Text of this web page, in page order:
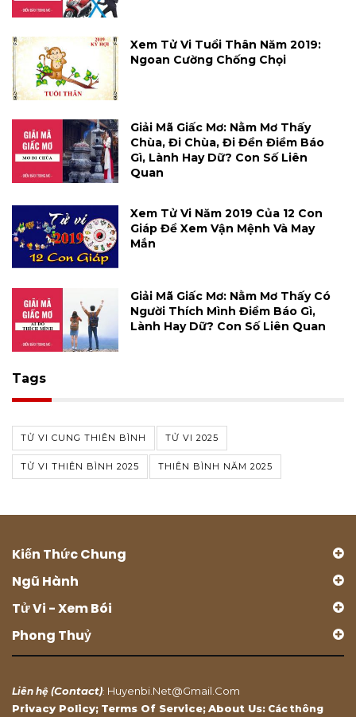
Xem Tử Vi Tuổi Thân Năm 2019:
Ngoan Cường Chống Chọi
Giải Mã Giấc Mơ: Nằm Mơ Thấy
Chùa, Đi Chùa, Đi Đền Điềm Báo
Gì, Lành Hay Dữ? Con Số Liên
Quan
Xem Tử Vi Năm 2019 Của 12 Con
Giáp Để Xem Vận Mệnh Và May
Mắn
Giải Mã Giấc Mơ: Nằm Mơ Thấy Có
Người Thích Mình Điềm Báo Gì,
Lành Hay Dữ? Con Số Liên Quan
Tags
TỬ VI CUNG THIÊN BÌNH TỬ VI 2025
TỬ VI THIÊN BÌNH 2025 THIÊN BÌNH NĂM 2025
Kiến Thức Chung
Ngũ Hành
Tử Vi - Xem Bói
Phong Thuỷ
Liên hệ (Contact): Huyenbi.net@gmail.com
Privacy Policy; Terms Of Service; About Us: Các thông